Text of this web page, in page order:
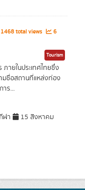
1468 total views
6
Tourism
ภายในประเทศไทยซึ่ง
ชื่อสถานที่แหล่งท่อง
าร...
ฬา
15 สิงหาคม